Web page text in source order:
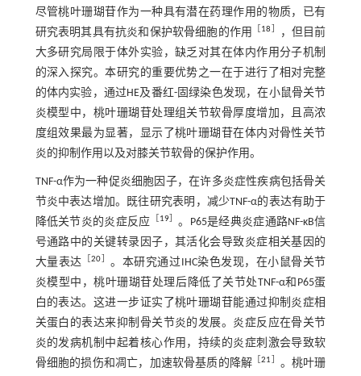
尽管桃叶珊瑚苷作为一种具有潜在药理作用的物质，已有
研究表明其具有抗炎和保护软骨细胞的作用
18
，但目前
大多研究局限于体外实验，缺乏对其在体内作用分子机制
的深入探究。本研究的重要优势之一在于进行了相对完整
的体内实验，通过HE及番红-固绿染色发现，在小鼠骨关节
炎模型中，桃叶珊瑚苷处理组关节软骨厚度增加，且高浓
度组效果最为显著，显示了桃叶珊瑚苷在体内对骨性关节
炎的抑制作用以及对膝关节软骨的保护作用。
TNF-α作为一种促炎细胞因子，在许多炎症性疾病包括骨关
节炎中表达增加。既往研究表明，减少TNF-α的表达有助于
降低关节炎的炎症反应
19］ 。P65是经典炎症通路NF-κB信
号通路中的关键转录因子，其活化会导致炎症相关基因的
大量表达 ［20
。本研究通过IHC染色发现，在小鼠骨关节
炎模型中，桃叶珊瑚苷处理后降低了关节处TNF-α和P65蛋
白的表达。这进一步证实了桃叶珊瑚苷能通过抑制炎症相
关蛋白的表达来抑制骨关节炎的发展。炎症反应在骨关节
炎的发病机制中起着核心作用，持续的炎症刺激会导致软
骨细胞的损伤和凋亡，加速软骨基质的降解 ［21
。桃叶珊